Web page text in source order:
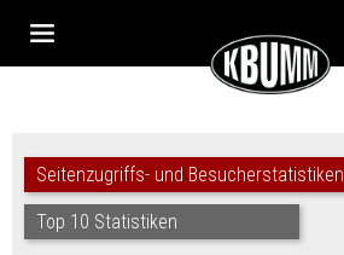
Seitenzugriffs- und Besucherstatistiken
Top 10 Statistiken